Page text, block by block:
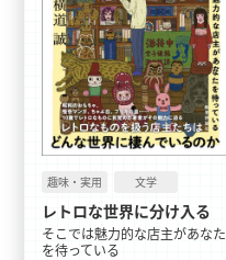
趣味・実用 文学
レトロな世界に分け入る
そこでは魅力的な店主があなた
を待っている